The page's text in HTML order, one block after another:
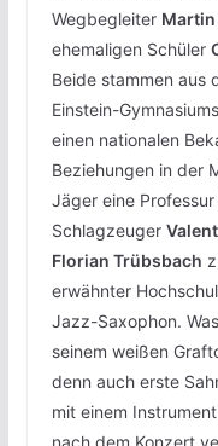
Wegbegleiter Martin
ehemaligen Schüler
Beide stammen aus
Einstein-
einen nationalen
Beziehungen in der
Jäger eine
Schlagzeuger
Florian Trübsbach
erwähnter
Jazz-Saxophon.
seinem weißen
denn auch erste
mit einem
nach dem Konzert